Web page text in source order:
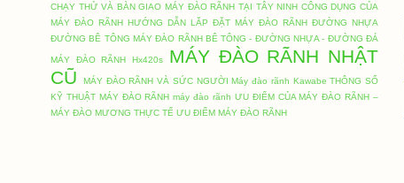
CHẠY THỬ VÀ BÀN GIAO MÁY ĐÀO RÃNH TẠI TÂY NINH CÔNG DỤNG CỦA
MÁY ĐÀO RÃNH HƯỚNG DẪN LĂP ĐẶT MÁY ĐÀO RÃNH ĐƯỜNG NHỰA
ĐƯỜNG BÊ TÔNG MÁY ĐÀO RÃNH BÊ TÔNG - ĐƯỜNG NHỰA - ĐƯỜNG ĐÁ
MÁY ĐÀO RÃNH Hx420s
MÁY ĐÀO RÃNH NHẬT
CŨ
MÁY ĐÀO RÃNH VÀ SỨC NGƯỜI Máy đào rãnh Kawabe THÔNG SỐ
KỸ THUẬT MÁY ĐÀO RÃNH máy đào rãnh ƯU ĐIỂM CỦA MÁY ĐÀO RÃNH –
MÁY ĐÀO MƯƠNG THỰC TẾ ƯU ĐIỂM MÁY ĐÀO RÃNH